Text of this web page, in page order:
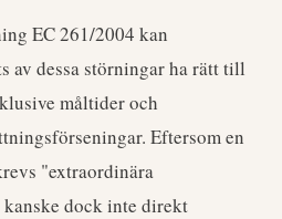
EC 261/2004 kan
av dessa störningar ha rätt till
måltider och
Eftersom en
"extraordinära
dock inte direkt